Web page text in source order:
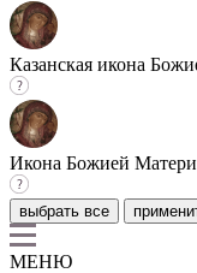
Казанская икона
Икона Божией
выбрать все
МЕНЮ